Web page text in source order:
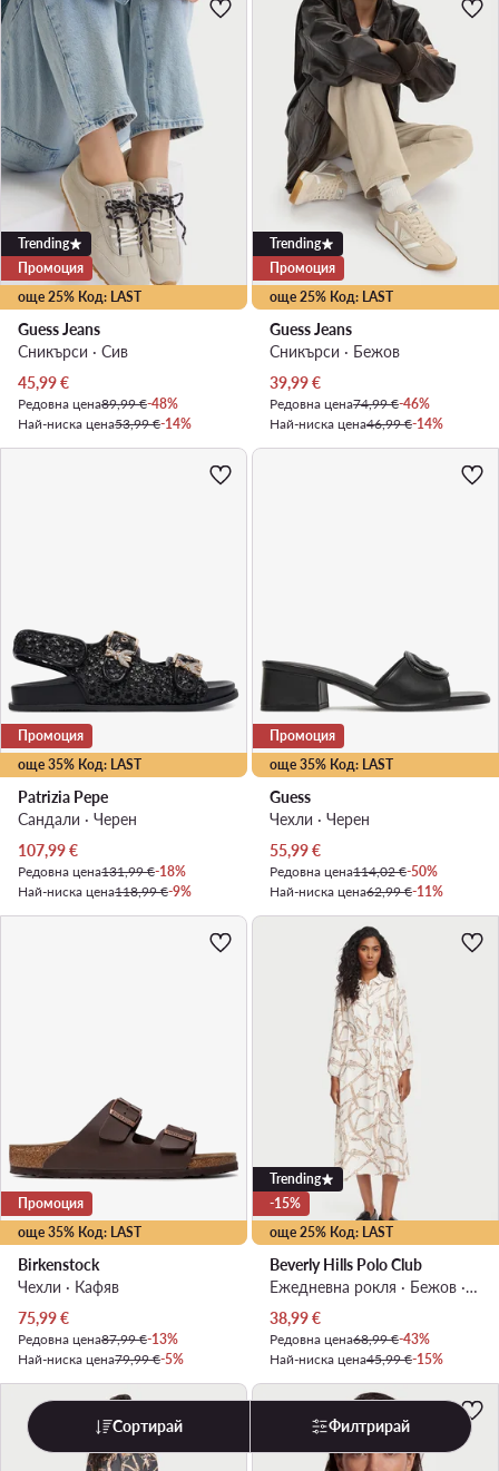
още 25% Код: LAST
Trending
Промоция
Guess Jeans
Сникърси · Сив
Актуална цена
45,99€
Редовна цена89,99 €-48%
Най-ниска цена53,99 €-14%
още 25% Код: LAST
Trending
Промоция
Guess Jeans
Сникърси · Бежов
Актуална цена
39,99€
Редовна цена74,99 €-46%
Най-ниска цена46,99 €-14%
още 35% Код: LAST
Промоция
Patrizia Pepe
Сандали · Черен
Актуална цена
107,99€
Редовна цена131,99 €-18%
Най-ниска цена118,99 €-9%
още 35% Код: LAST
Промоция
Guess
Чехли · Черен
Актуална цена
55,99€
Редовна цена114,02 €-50%
Най-ниска цена62,99 €-11%
още 35% Код: LAST
Промоция
Birkenstock
Чехли · Кафяв
Актуална цена
75,99€
Редовна цена87,99 €-13%
Най-ниска цена79,99 €-5%
още 25% Код: LAST
Trending
-15%
Beverly Hills Polo Club
Ежедневна рокля · Бежов · Миди
Актуална цена
38,99€
Редовна цена68,99 €-43%
Най-ниска цена45,99 €-15%
Сортирай Филтрирай